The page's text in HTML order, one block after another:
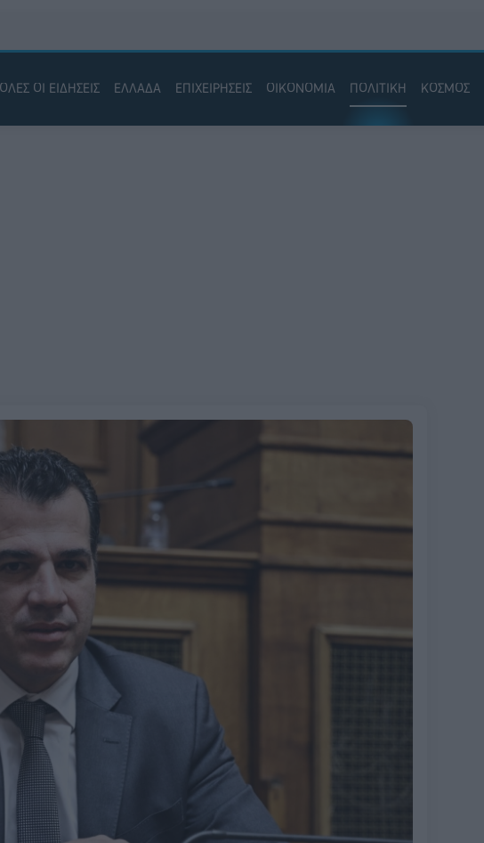
ΟΛΕΣ ΟΙ ΕΙΔΗΣΕΙΣ ΕΛΛΑΔΑ ΕΠΙΧΕΙΡΗΣΕΙΣ ΟΙΚΟΝΟΜΙΑ ΠΟΛΙΤΙΚΗ ΚΟΣΜΟΣ